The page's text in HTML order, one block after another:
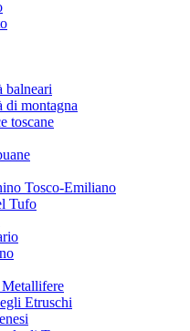
balneari
di montagna
toscane
Tosco-Emiliano
Tufo
Etruschi